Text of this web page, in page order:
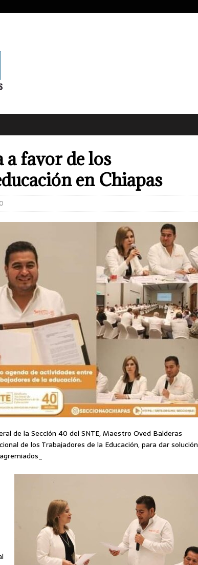
a favor de los
en Chiapas
0
de la Sección 40 del SNTE, Maestro Oved Balderas
de los Trabajadores de la Educación, para dar solución